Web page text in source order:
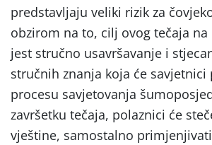
predstavljaju veliki rizik za
obzirom na to, cilj ovog tečaja
jest stručno usavršavanje i
stručnih znanja koja će
procesu savjetovanja
završetku tečaja, polaznici će
vještine, samostalno